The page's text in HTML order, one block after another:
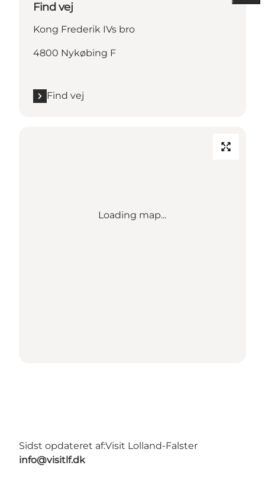
Find vej
Kong Frederik IVs bro
4800 Nykøbing F
Find vej
Loading map...
Sidst opdateret af:Visit Lolland-Falster
info@visitlf.dk